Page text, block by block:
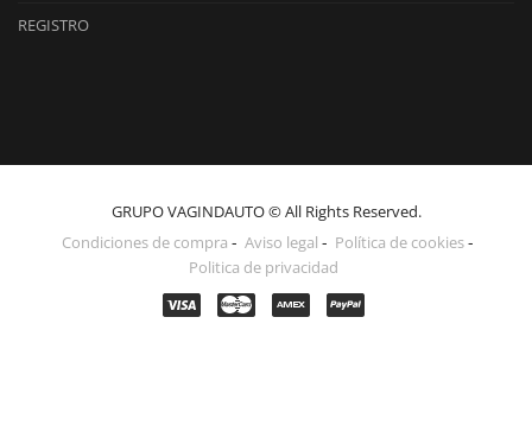
REGISTRO
GRUPO VAGINDAUTO © All Rights Reserved.
Condiciones de compra
Aviso legal
Política de cookies
Politica de privacidad